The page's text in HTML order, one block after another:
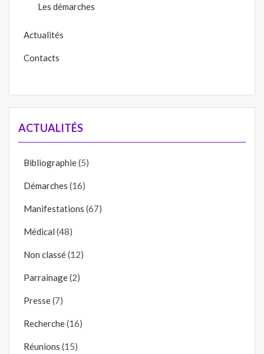
Les démarches
Actualités
Contacts
ACTUALITÉS
Bibliographie(5)
Démarches (16)
Manifestations (67)
Médical (48)
Non classé(12)
Parrainage(2)
Presse(7)
Recherche(16)
Réunions (15)